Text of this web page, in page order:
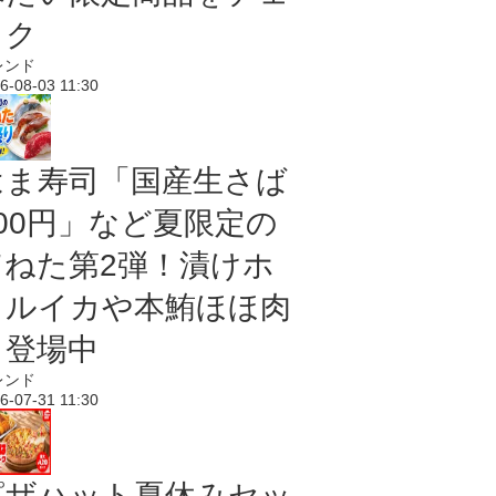
ンド
08-03 11:30
寿司「国産生さば
円」など夏限定の
た第2弾！漬けホ
イカや本鮪ほほ肉
場中
ンド
07-31 11:30